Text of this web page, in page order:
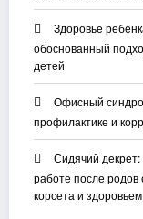
Здоровье
обоснованный
детей
Офисный
профилактике и
Сидячий
работе после
корсета и